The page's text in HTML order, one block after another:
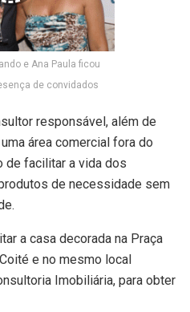
e Ana Paula ficou
de convidados
responsável, além de
área comercial fora do
de facilitar a vida dos
de necessidade sem
a casa decorada na Praça
e no mesmo local
Imobiliária, para obter